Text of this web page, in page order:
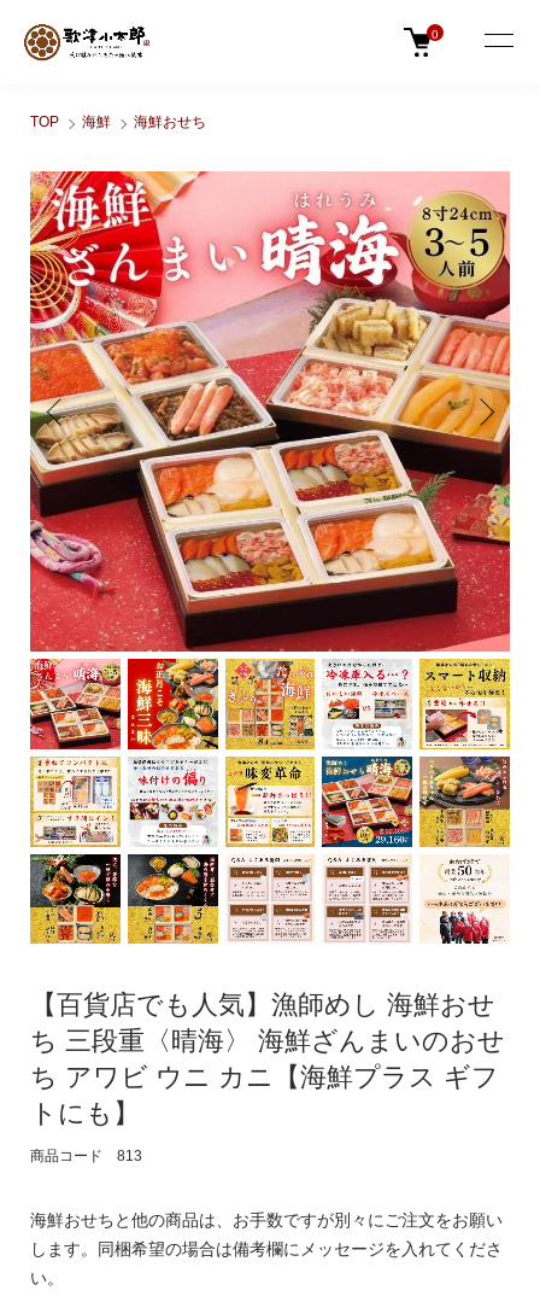
0
TOP 海鮮 海鮮おせち
【百貨店でも人気】漁師めし 海鮮おせ
ち 三段重〈晴海〉 海鮮ざんまいのおせ
ち アワビ ウニ カニ【海鮮プラス ギフ
トにも】
商品コード 813
海鮮おせちと他の商品は、お手数ですが別々にご注文をお願い
します。同梱希望の場合は備考欄にメッセージを入れてくださ
い。